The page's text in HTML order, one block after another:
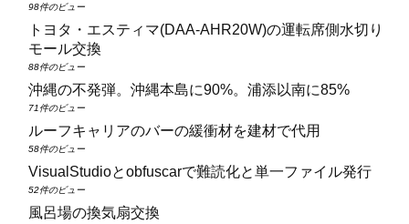
98件のビュー
トヨタ・エスティマ(DAA‑AHR20W)の運転席側水切り
モール交換
88件のビュー
沖縄の不発弾。沖縄本島に90%。浦添以南に85%
71件のビュー
ルーフキャリアのバーの緩衝材を建材で代用
58件のビュー
VisualStudioとobfuscarで難読化と単一ファイル発行
52件のビュー
風呂場の換気扇交換